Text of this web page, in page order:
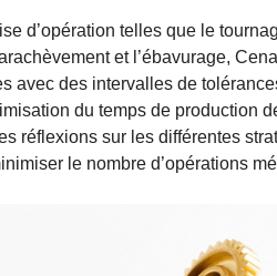
d’opération telles que le
et l’ébavurage,
avec des intervalles de
du temps de production
réflexions sur les différentes
le nombre d’opérations